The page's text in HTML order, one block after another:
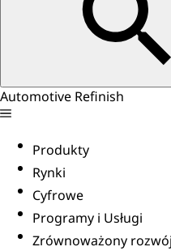
Automotive Refinish
Produkty
Rynki
Cyfrowe
Programy i Usługi
Zrównoważony rozwój